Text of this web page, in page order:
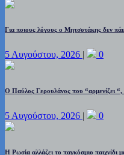
Για ποιους λόγους ο Μητσοτάκης δεν
5 Αυγούστου, 2026 | 0
Ο Παύλος Γερουλάνος που “αρμενίζει
5 Αυγούστου, 2026 | 0
Η Ρωσία αλλάζει το παγκόσμιο παιχνίδι